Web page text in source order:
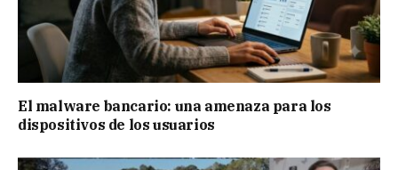
El malware bancario: una amenaza para los
dispositivos de los usuarios